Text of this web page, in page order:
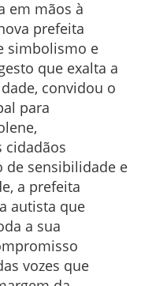
em mãos à
prefeita
simbolismo e
que exalta a
convidou o
para
cidadãos
de sensibilidade e
a prefeita
autista que
a sua
vozes que